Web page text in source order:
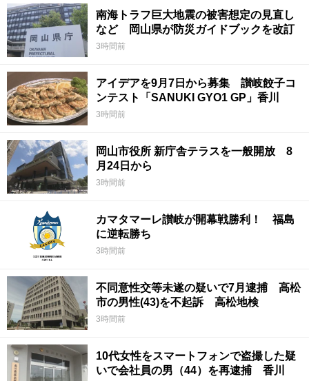
南海トラフ巨大地震の被害想定の見直し
など 岡山県が防災ガイドブックを改訂
3時間前
アイデアを9月7日から募集 讃岐餃子コ
ンテスト「SANUKI GYO1 GP」香川
3時間前
岡山市役所 新庁舎テラスを一般開放 8
月24日から
3時間前
カマタマーレ讃岐が開幕戦勝利！ 福島
に逆転勝ち
3時間前
不同意性交等未遂の疑いで7月逮捕 高松
市の男性(43)を不起訴 高松地検
3時間前
10代女性をスマートフォンで盗撮した疑
いで会社員の男（44）を再逮捕 香川